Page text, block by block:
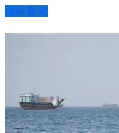
国际新闻